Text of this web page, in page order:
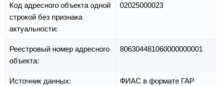
Код адресного объекта одной
строкой без признака
актуальности:
02025000023
Реестровый номер адресного
объекта:
806304481060000000001
Источник данных: ФИАС в формате ГАР